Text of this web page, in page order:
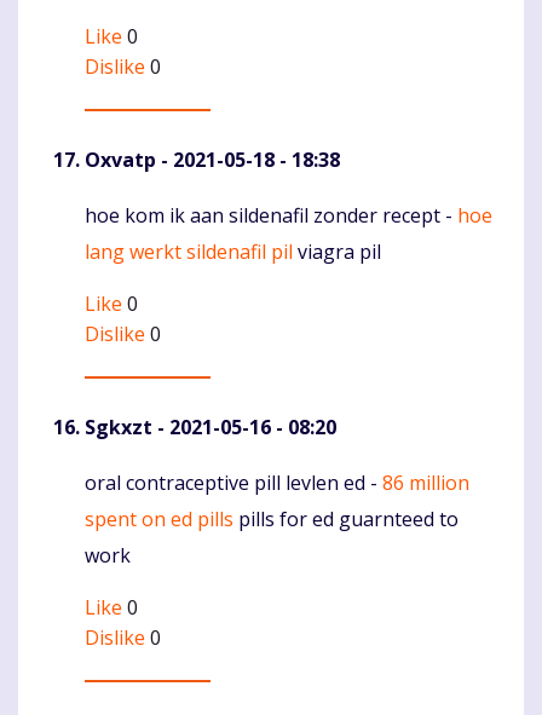
Like 0
Dislike 0
Oxvatp - 2021-05-18 - 18:38
Komentaras
hoe kom ik aan sildenafil zonder recept - hoe
lang werkt sildenafil pil viagra pil
Like 0
Dislike 0
Sgkxzt - 2021-05-16 - 08:20
Komentaras
oral contraceptive pill levlen ed - 86 million
spent on ed pills pills for ed guarnteed to
work
Like 0
Dislike 0